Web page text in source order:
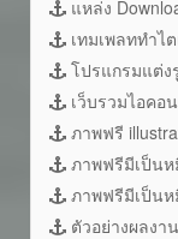
แหล่ง
เทมเพลททำไ
โปรแกรมแต่ง
เว็บรวมไอคอ
ภาพฟรี
ภาพฟรีมีเป็น
ภาพฟรีมีเป็น
ตัวอย่างผลงา